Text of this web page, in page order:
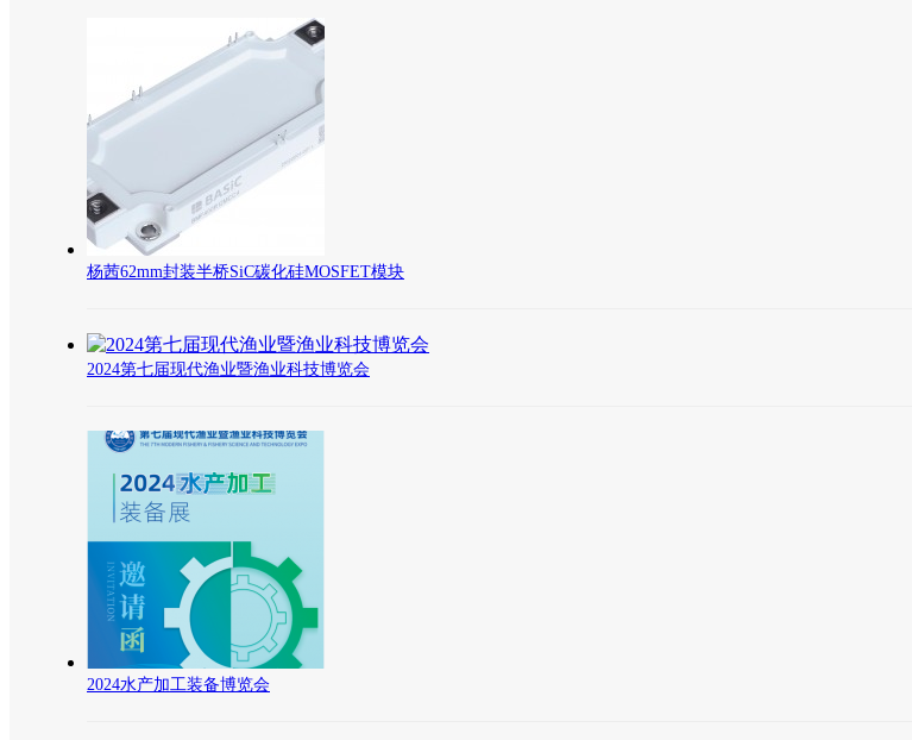
杨茜62mm封装半桥SiC碳化硅MOSFET模块
2024第七届现代渔业暨渔业科技博览会
2024水产加工装备博览会